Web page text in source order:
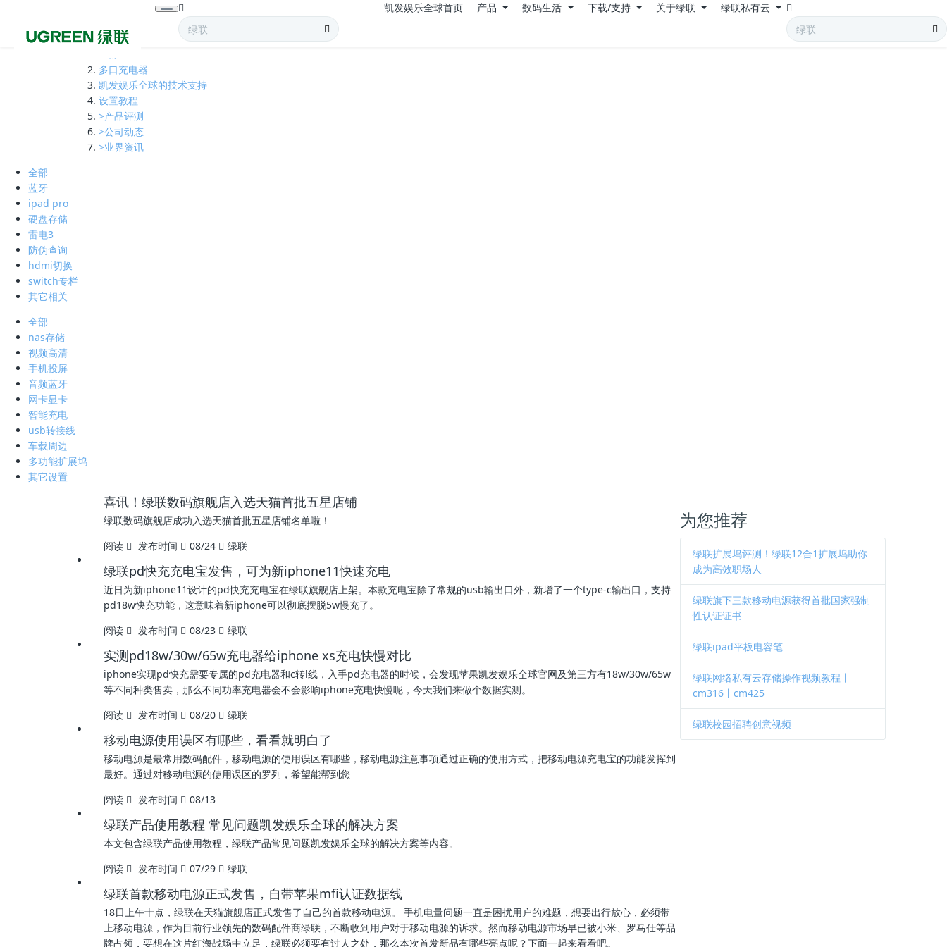
凯发娱乐全球首页 产品 数码生活 下载/支持 关于绿联 绿联私有云
多口充电器
凯发娱乐全球的技术支持
设置教程
>产品评测
>公司动态
>业界资讯
全部
蓝牙
ipad pro
硬盘存储
雷电3
防伪查询
hdmi切换
switch专栏
其它相关
全部
nas存储
视频高清
手机投屏
音频蓝牙
网卡显卡
智能充电
usb转接线
车载周边
多功能扩展坞
其它设置
喜讯！绿联数码旗舰店入选天猫首批五星店铺
绿联数码旗舰店成功入选天猫首批五星店铺名单啦！
阅读
发布时间 08/24 绿联
绿联pd快充充电宝发售，可为新iphone11快速充电
近日为新iphone11设计的pd快充充电宝在绿联旗舰店上架。本款充电宝除了常规的usb输出口外，新增了一个type-c输出口，支持
pd18w快充功能，这意味着新iphone可以彻底摆脱5w慢充了。
阅读
发布时间 08/23 绿联
实测pd18w/30w/65w充电器给iphone xs充电快慢对比
iphone实现pd快充需要专属的pd充电器和c转l线，入手pd充电器的时候，会发现苹果凯发娱乐全球官网及第三方有18w/30w/65w
等不同种类售卖，那么不同功率充电器会不会影响iphone充电快慢呢，今天我们来做个数据实测。
阅读
发布时间 08/20 绿联
移动电源使用误区有哪些，看看就明白了
移动电源是最常用数码配件，移动电源的使用误区有哪些，移动电源注意事项通过正确的使用方式，把移动电源充电宝的功能发挥到
最好。通过对移动电源的使用误区的罗列，希望能帮到您
阅读
发布时间 08/13
绿联产品使用教程 常见问题凯发娱乐全球的解决方案
本文包含绿联产品使用教程，绿联产品常见问题凯发娱乐全球的解决方案等内容。
阅读
发布时间 07/29 绿联
绿联首款移动电源正式发售，自带苹果mfi认证数据线
18日上午十点，绿联在天猫旗舰店正式发售了自己的首款移动电源。 手机电量问题一直是困扰用户的难题，想要出行放心，必须带
上移动电源，作为目前行业领先的数码配件商绿联，不断收到用户对于移动电源的诉求。然而移动电源市场早已被小米、罗马仕等品
牌占领，要想在这片红海战场中立足，绿联必须要有过人之处，那么本次首发新品有哪些亮点呢？下面一起来看看吧。
为您推荐
绿联扩展坞评测！绿联12合1扩展坞助你
成为高效职场人
绿联旗下三款移动电源获得首批国家强制
性认证证书
绿联ipad平板电容笔
绿联网络私有云存储操作视频教程丨
cm316丨cm425
绿联校园招聘创意视频